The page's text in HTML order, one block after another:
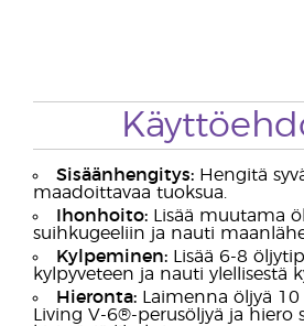
Sisäänhengitys: Hengitä
maadoittavaa tuoksua.
Ihonhoito: Lisää muutama
suihkugeeliin ja nauti
Kylpeminen: Lisää 6-8
kylpyveteen ja nauti ylellisestä
Hieronta: Laimenna öljyä
Living V-6®-perusöljyä ja hiero